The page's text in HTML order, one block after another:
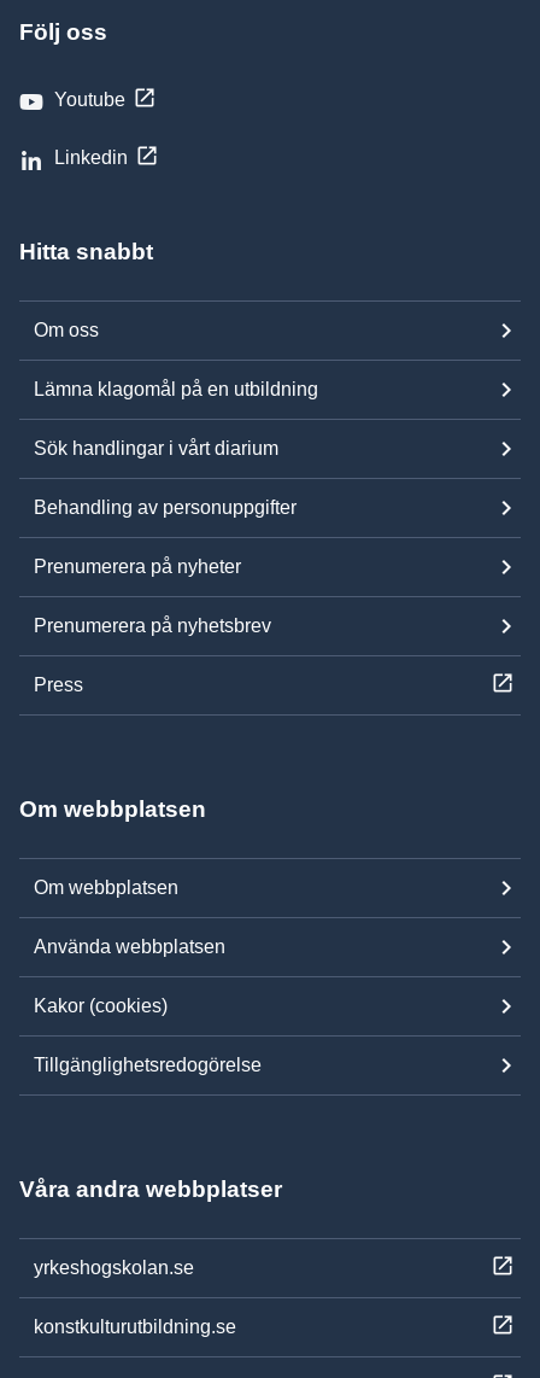
Följ oss
Youtube
Linkedin
Hitta snabbt
Om oss
Lämna klagomål på en utbildning
Sök handlingar i vårt diarium
Behandling av personuppgifter
Prenumerera på nyheter
Prenumerera på nyhetsbrev
Press
Om webbplatsen
Om webbplatsen
Använda webbplatsen
Kakor (cookies)
Tillgänglighetsredogörelse
Våra andra webbplatser
yrkeshogskolan.se
konstkulturutbildning.se